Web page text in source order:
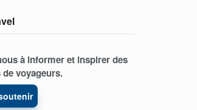
à informer et inspirer des
voyageurs.